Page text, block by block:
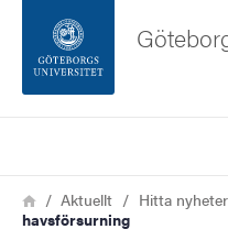
Sidfoten
Om webbplatsen
Länkstig
HemAktuellt Hitta nyheter
havsförsurning